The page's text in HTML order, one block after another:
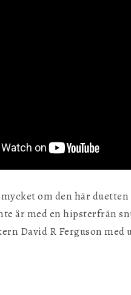
mycket om den här
är med en hipsterfrän
David R Ferguson med